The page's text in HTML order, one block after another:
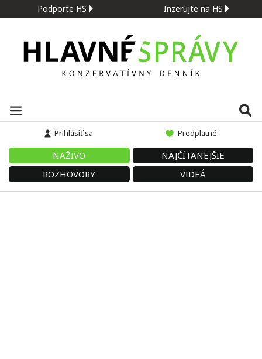
Podporte HS Inzerujte na HS
Prihlásiť sa Predplatné
NAŽIVO
NAJČÍTANEJŠIE
ROZHOVORY
VIDEÁ